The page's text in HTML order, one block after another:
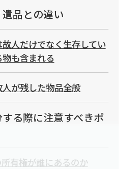
品との違い
人だけでなく生存してい
も含まれる
が残した物品全般
る際に注意すべきポ
有権が誰にあるのか